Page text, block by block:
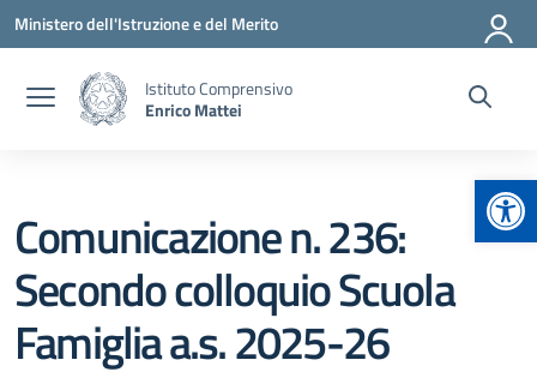
Vai ai contenuti
Vai al menu di navigazione
Vai al footer
Ministero dell'Istruzione e del Merito
Istituto Comprensivo
Enrico Mattei
Comunicazione n. 236:
Secondo colloquio Scuola
Famiglia a.s. 2025-26